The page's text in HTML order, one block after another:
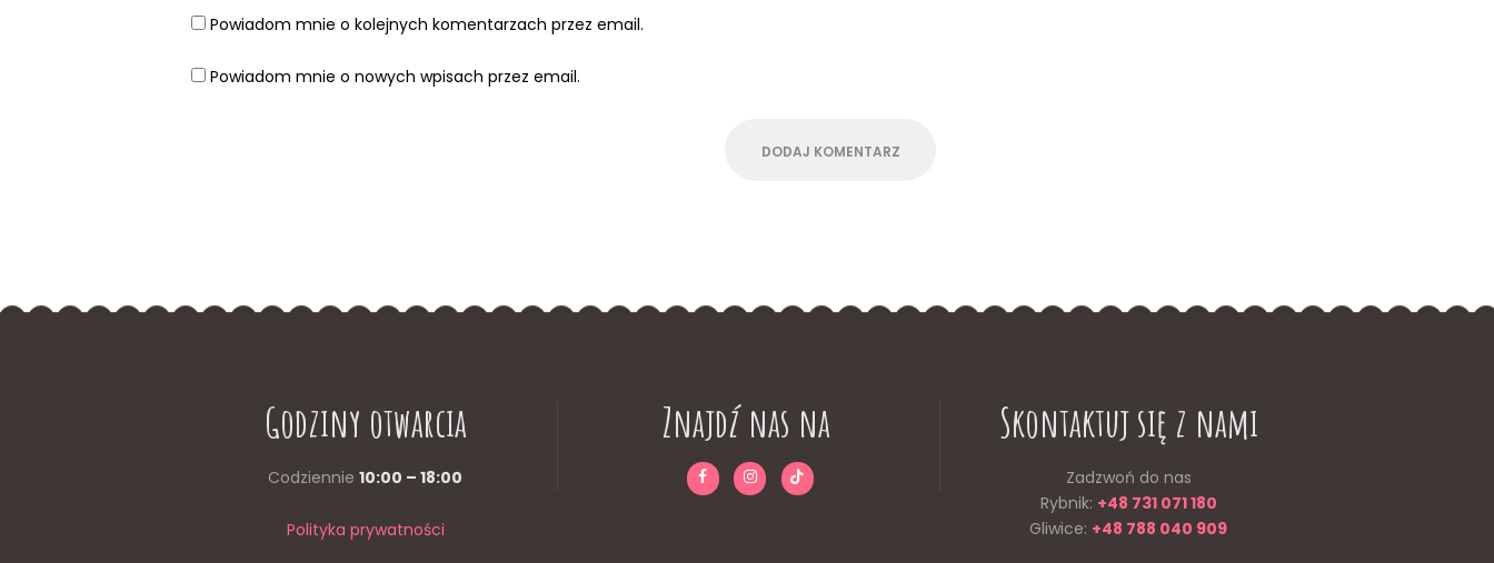
Powiadom mnie o kolejnych komentarzach przez email.
Powiadom mnie o nowych wpisach przez email.
Godziny otwarcia
Codziennie10:00 – 18:00
Polityka prywatności
Znajdź nas na Skontaktuj się z nami
Zadzwoń do nas
Rybnik: +48 731 071 180
Gliwice: +48 788 040 909